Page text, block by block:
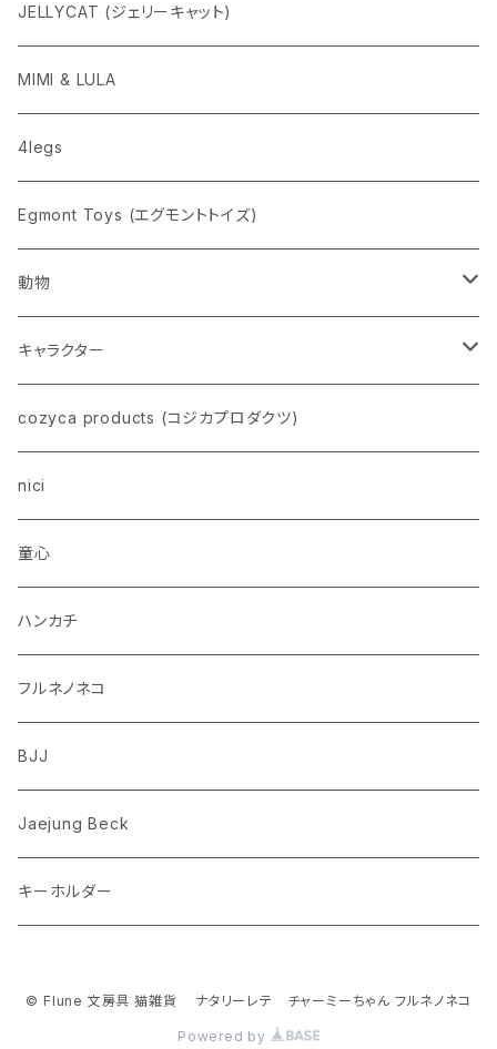
ニューレトロ
penco
nahe
pppppins（ピーーーーンズ）
JELLYCAT (ジェリーキャット)
MIMI & LULA
4legs
Egmont Toys (エグモントトイズ)
動物
ネコ
イヌ
トイプードル
柴犬
ポメラニアン
コーギー
ウザギ
パンダ
リス
クマ
ゾウ
トリ
キャラクター
スヌーピー
モンチッチ
ムーミン
ちいかわ
ミッフィー
Richard Scarry (リチャード・スキャリー)
おぱんちゅうさぎ/んぽちゃむ
cozyca products (コジカプロダクツ)
nici
童心
ハンカチ
フルネノネコ
BJJ
Jaejung Beck
キーホルダー
© Flune 文房具 猫雑貨 ナタリーレテ チャーミーちゃん フルネノネコ
Powered by